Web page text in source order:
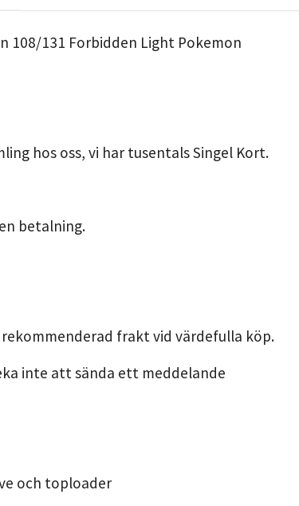
108/131 Forbidden Light Pokemon
hos oss, vi har tusentals Singel Kort.
betalning.
frakt vid värdefulla köp.
inte att sända ett meddelande
och toploader